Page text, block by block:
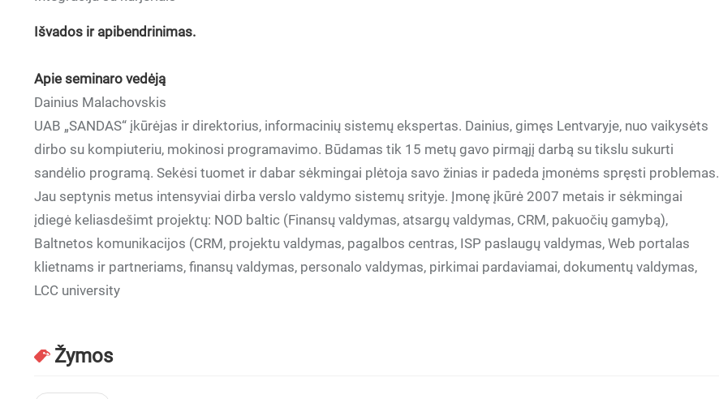
Išvados ir apibendrinimas.
Apie seminaro vedėją
Dainius Malachovskis
UAB „SANDAS“ įkūrėjas ir direktorius, informacinių sistemų ekspertas. Dainius, gimęs Lentvaryje, nuo vaikysėts
dirbo su kompiuteriu, mokinosi programavimo. Būdamas tik 15 metų gavo pirmąjį darbą su tikslu sukurti
sandėlio programą. Sekėsi tuomet ir dabar sėkmingai plėtoja savo žinias ir padeda įmonėms spręsti problemas.
Jau septynis metus intensyviai dirba verslo valdymo sistemų srityje. Įmonę įkūrė 2007 metais ir sėkmingai
įdiegė keliasdešimt projektų: NOD baltic (Finansų valdymas, atsargų valdymas, CRM, pakuočių gamybą),
Baltnetos komunikacijos (CRM, projektu valdymas, pagalbos centras, ISP paslaugų valdymas, Web portalas
klietnams ir partneriams, finansų valdymas, personalo valdymas, pirkimai pardaviamai, dokumentų valdymas,
LCC university
Žymos